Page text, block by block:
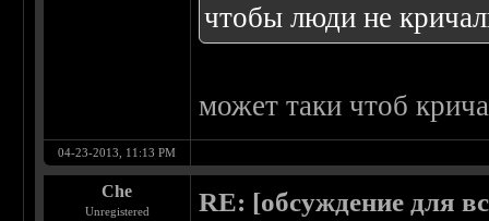
чтобы люди не
может таки чтоб
04-23-2013, 11:13 PM
Che
Unregistered RE: [обсуждение для